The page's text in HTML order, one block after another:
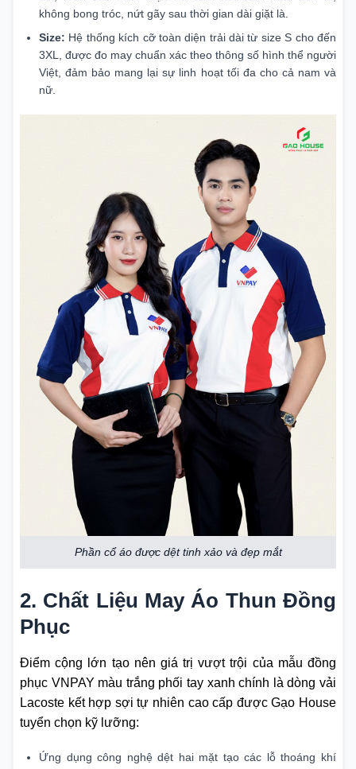
không bong tróc, nứt gãy sau thời gian dài giặt là.
Size: Hệ thống kích cỡ toàn diện trải dài từ size S cho đến
3XL, được đo may chuẩn xác theo thông số hình thể người
Việt, đảm bảo mang lại sự linh hoạt tối đa cho cả nam và
nữ.
Phần cổ áo được dệt tinh xảo và đẹp mắt
2. Chất Liệu May Áo Thun Đồng
Phục
Điểm cộng lớn tạo nên giá trị vượt trội của mẫu đồng
phục VNPAY màu trắng phối tay xanh chính là dòng vải
Lacoste kết hợp sợi tự nhiên cao cấp được Gạo House
tuyển chọn kỹ lưỡng:
Ứng dụng công nghệ dệt hai mặt tạo các lỗ thoáng khí